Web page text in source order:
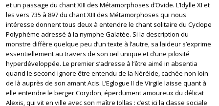
et un passage du chant XIII des Métamorphoses d’Ovide. L’Idylle XI et
les vers 735 à 897 du chant XIII des Métamorphoses qui nous
intéresse donnent tous deux à entendre le chant solitaire du Cyclope
Polyphème adressé à la nymphe Galatée. Si la description du
monstre diffère quelque peu d’un texte à l’autre, sa laideur s’exprime
essentiellement au travers de son œil unique et d’une pilosité
hyperdéveloppée. Le premier s’adresse à l’être aimé in absentia
quand le second ignore être entendu de la Néréide, cachée non loin
de là auprès de son amant Acis. L’Eglogue II de Virgile laisse quant à
elle entendre le berger Corydon, éperdument amoureux du délicat
Alexis, qui vit en ville avec son maître Iollas : c’est ici la classe sociale